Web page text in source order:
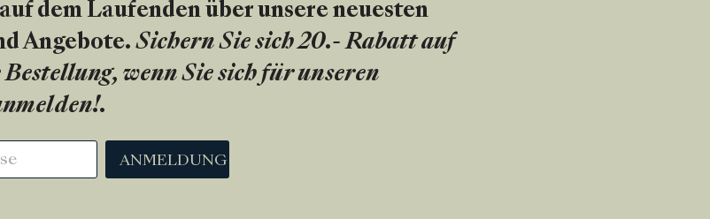
dem Laufenden über unsere neuesten
Angebote. Sichern Sie sich 20.- Rabatt auf
wenn Sie sich für unseren
.
ANMELDUNG